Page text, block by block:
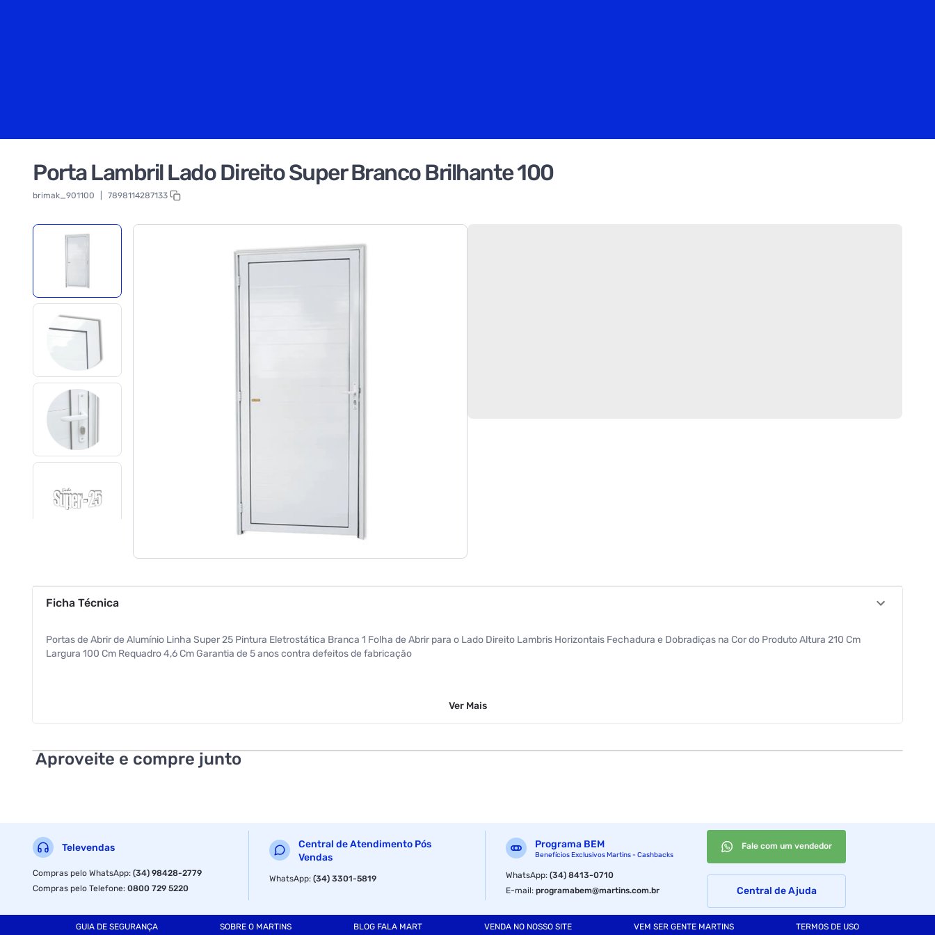
Porta Lambril Lado Direito Super Branco Brilhante 100
brimak_901100 7898114287133
Ficha Técnica
Portas de Abrir de Alumínio Linha Super 25 Pintura Eletrostática Branca 1 Folha de Abrir para o Lado Direito Lambris Horizontais Fechadura e Dobradiças na Cor do Produto Altura 210 Cm
Largura 100 Cm Requadro 4,6 Cm Garantia de 5 anos contra defeitos de fabricação
Ver Mais
Aproveite e compre junto
Televendas
Compras pelo WhatsApp:(34) 98428-2779
Compras pelo Telefone:0800 729 5220
Central de Atendimento Pós
Vendas
WhatsApp:(34) 3301-5819
Programa BEM
Benefícios Exclusivos Martins - Cashbacks
WhatsApp:(34) 8413-0710
E-mail:programabem@martins.com.br
Fale com um vendedor
Central de Ajuda
GUIA DE SEGURANÇA SOBRE O MARTINS BLOG FALA MART VENDA NO NOSSO SITE VEM SER GENTE MARTINS TERMOS DE USO